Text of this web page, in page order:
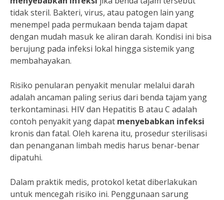
tidak steril. Bakteri, virus, atau patogen lain yang
menempel pada permukaan benda tajam dapat
dengan mudah masuk ke aliran darah. Kondisi ini bisa
berujung pada infeksi lokal hingga sistemik yang
membahayakan.
Risiko penularan penyakit menular melalui darah
adalah ancaman paling serius dari benda tajam yang
terkontaminasi. HIV dan Hepatitis B atau C adalah
contoh penyakit yang dapat menyebabkan infeksi
kronis dan fatal. Oleh karena itu, prosedur sterilisasi
dan penanganan limbah medis harus benar-benar
dipatuhi.
Dalam praktik medis, protokol ketat diberlakukan
untuk mencegah risiko ini. Penggunaan sarung